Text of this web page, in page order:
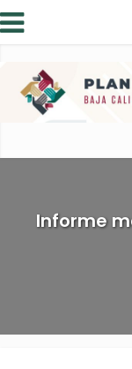
Informe